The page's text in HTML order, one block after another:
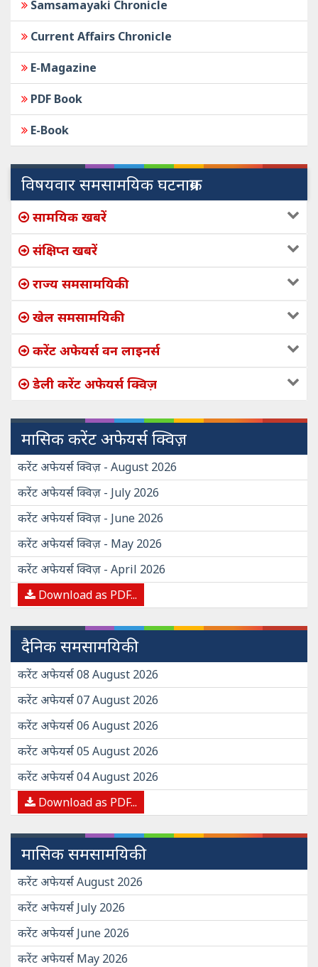
Samsamayaki Chronicle
Current Affairs Chronicle
E-Magazine
PDF Book
E-Book
विषयवार समसामयिक घटनाक्रम
सामयिक खबरें
संक्षिप्त खबरें
राज्य समसामयिकी
खेल समसामयिकी
करेंट अफेयर्स वन लाइनर्स
डेली करेंट अफेयर्स क्विज़
मासिक करेंट अफेयर्स क्विज़
करेंट अफेयर्स क्विज़ - August 2026
करेंट अफेयर्स क्विज़ - July 2026
करेंट अफेयर्स क्विज़ - June 2026
करेंट अफेयर्स क्विज़ - May 2026
करेंट अफेयर्स क्विज़ - April 2026
Download as PDF...
दैनिक समसामयिकी
करेंट अफेयर्स 08 August 2026
करेंट अफेयर्स 07 August 2026
करेंट अफेयर्स 06 August 2026
करेंट अफेयर्स 05 August 2026
करेंट अफेयर्स 04 August 2026
Download as PDF...
मासिक समसामयिकी
करेंट अफेयर्स August 2026
करेंट अफेयर्स July 2026
करेंट अफेयर्स June 2026
करेंट अफेयर्स May 2026